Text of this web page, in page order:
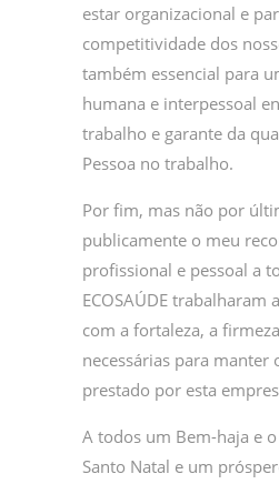
estar organizacional e
competitividade dos
também essencial para
humana e interpessoal
trabalho e garante da
Pessoa no trabalho.
Por fim, mas não por
publicamente o meu
profissional e pessoal a
ECOSAÚDE trabalharam
com a fortaleza, a
necessárias para manter
prestado por esta
A todos um Bem-haja e
Santo Natal e um